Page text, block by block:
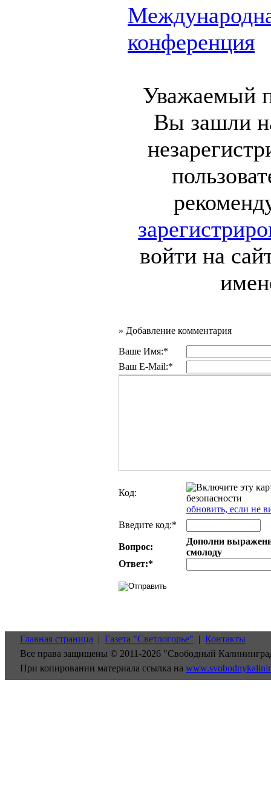
конференция
Уважаемый
Вы зашли
войти на
» Добавление комментария
Ваше Имя:*
Ваш E-Mail:*
Код:
обновить, если не
Введите код:*
Вопрос:
Дополни
смолоду
Ответ:*
Главная страница | Газета "Светлогорье" | Контакты
Все права защищены © 2011-2026 "Свободный
При копировании материала ссылка на